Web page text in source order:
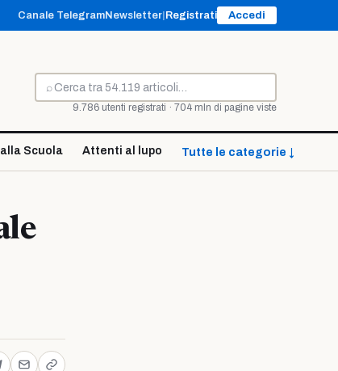
Canale TelegramNewsletter Registrati Accedi
⌕
Cerca
9.786 utenti registrati · 704 mln di pagine viste
Scuola Attenti al lupo Tutte le categorie ↓